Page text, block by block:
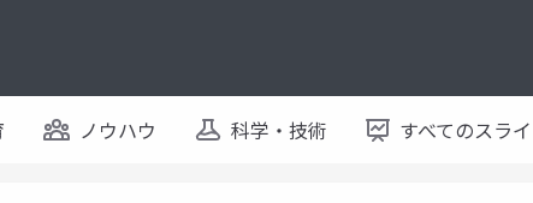
ノウハウ 科学・技術 すべてのスラ